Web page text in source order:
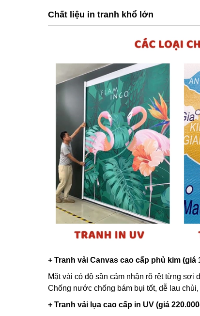
Chất liệu in tranh khổ lớn
+ Tranh vải Canvas cao cấp phủ kim (giá
Mặt vải có độ sần cảm nhận rõ rệt từng sợi
Chống nước chống bám bụi tốt, dễ lau
+ Tranh vải lụa cao cấp in UV (giá